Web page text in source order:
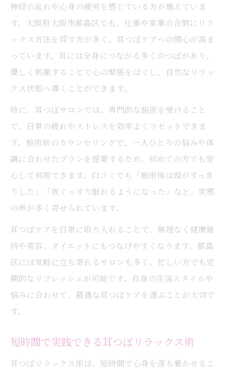
神経の乱れや心身の疲労を感じている方が増えていま
す。大阪府大阪市都島区でも、仕事や家事の合間にリラ
ックス方法を探す方が多く、耳つぼケアへの関心が高ま
っています。耳には全身につながる多くのつぼがあり、
優しく刺激することで心の緊張をほぐし、自然なリラッ
クス状態へ導くことができます。
特に、耳つぼサロンでは、専門的な施術を受けること
で、日常の疲れやストレスを効率よくリセットできま
す。施術前のカウンセリングで、一人ひとりの悩みや体
調に合わせたプランを提案するため、初めての方でも安
心して利用できます。口コミでも「施術後は頭がすっき
りした」「夜ぐっすり眠れるようになった」など、実感
の声が多く寄せられています。
耳つぼケアを日常に取り入れることで、無理なく健康維
持や美容、ダイエットにもつなげやすくなります。都島
区には気軽に立ち寄れるサロンも多く、忙しい方でも定
期的なリフレッシュが可能です。自身の生活スタイルや
悩みに合わせて、最適な耳つぼケアを選ぶことが大切で
す。
短時間で実践できる耳つぼリラックス術
耳つぼリラックス術は、短時間で心身を落ち着かせるこ